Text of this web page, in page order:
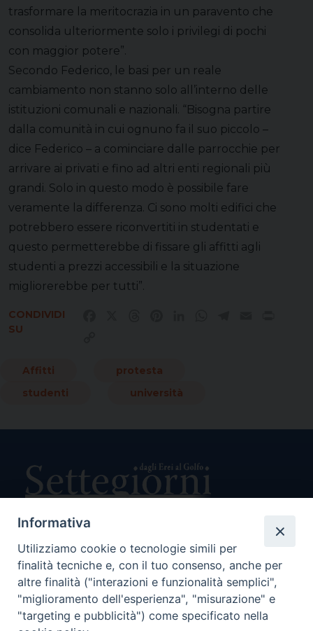
trasformare la meritocrazia in un paravento che
consolida ulteriormente solo i privilegi di pochi
con maggior potere”.
Secondo Federico, le basi per un reale
cambiamento non stanno solo all’interno delle
istituzioni comunali e nazionali. “Bisogna partire
dalla comunità in cui ognuno fa il suo piccolo –
dice Federico – a cominciare dalle parrocchie per
arrivare ai privati e fino ad altri enti regionali più
grandi. Solo in questo modo è possibile fare
veramente la differenza. Ci sono molti edifici che
potrebbero essere riconvertiti in studentati e
questo permetterebbe di fissare gli affitti agli
studenti a prezzi accessibili e la situazione
migliorerebbe per tutti”.
CONDIVIDI
SU
Affitti
protesta
studenti
università
Direttore Responsabile Giuseppe Rabita
Direttore Amministrativo Salvatore Bruno
Editore e Proprietà Opera di Religione della Diocesi di Piazza
Armerina,
Via Cammarata, 21 – Piazza Armerina
P. I. 01121870867
Informativa
Utilizziamo cookie o tecnologie simili per
finalità tecniche e, con il tuo consenso, anche per
altre finalità ("interazioni e funzionalità semplici",
"miglioramento dell'esperienza", "misurazione" e
"targeting e pubblicità") come specificato nella